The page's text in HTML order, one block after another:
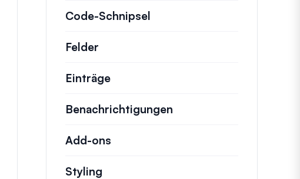
Code-Schnipsel
Felder
Einträge
Benachrichtigungen
Add-ons
Styling